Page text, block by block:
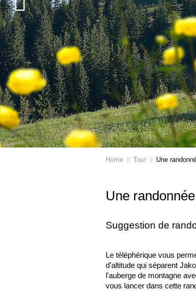
Home Tour Une
Une
Suggestion de
Le téléphérique vous
d'altitude qui séparent
l'auberge de montagne
vous lancer dans cette